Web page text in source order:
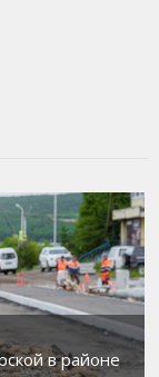
в районе